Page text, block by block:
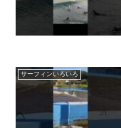
サーフィンいろいろ